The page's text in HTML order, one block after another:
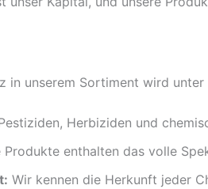
in unserem Sortiment wird
Herbiziden und
Produkte enthalten das volle
Wir kennen die Herkunft jeder